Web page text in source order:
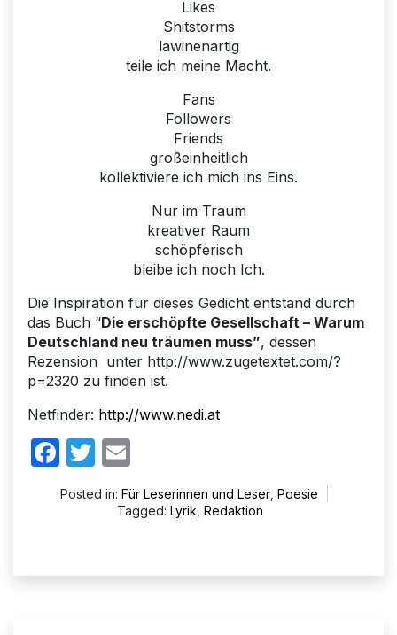
Likes
Shitstorms
lawinenartig
teile ich meine Macht.
Fans
Followers
Friends
großeinheitlich
kollektiviere ich mich ins Eins.
Nur im Traum
kreativer Raum
schöpferisch
bleibe ich noch Ich.
Die Inspiration für dieses Gedicht entstand durch
das Buch “Die erschöpfte Gesellschaft – Warum
Deutschland neu träumen muss”, dessen
Rezension unter http://www.zugetextet.com/?
p=2320 zu finden ist.
Netfinder: http://www.nedi.at
Facebook
Twitter
Posted in: Für Leserinnen und Leser Poesie
Tagged: Lyrik Redaktion